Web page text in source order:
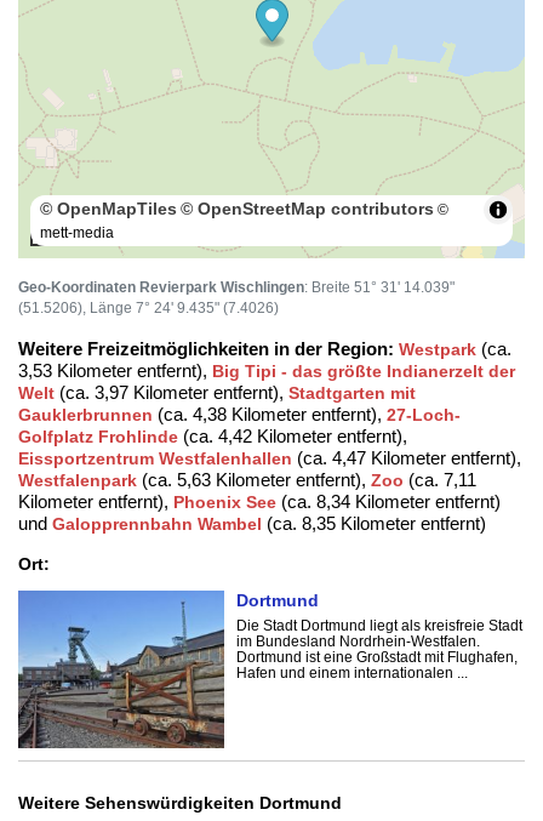
100 m
© OpenMapTiles © OpenStreetMap contributors ©
mett-media
Geo-Koordinaten Revierpark Wischlingen: Breite 51° 31' 14.039"
(51.5206), Länge 7° 24' 9.435" (7.4026)
Weitere Freizeitmöglichkeiten in der Region: Westpark (ca.
3,53 Kilometer entfernt), Big Tipi - das größte Indianerzelt der
Welt (ca. 3,97 Kilometer entfernt), Stadtgarten mit
Gauklerbrunnen (ca. 4,38 Kilometer entfernt), 27-Loch-
Golfplatz Frohlinde (ca. 4,42 Kilometer entfernt),
Eissportzentrum Westfalenhallen (ca. 4,47 Kilometer entfernt),
Westfalenpark (ca. 5,63 Kilometer entfernt), Zoo (ca. 7,11
Kilometer entfernt), Phoenix See (ca. 8,34 Kilometer entfernt)
und Galopprennbahn Wambel (ca. 8,35 Kilometer entfernt)
Ort:
Dortmund
Die Stadt Dortmund liegt als kreisfreie Stadt
im Bundesland Nordrhein-Westfalen.
Dortmund ist eine Großstadt mit Flughafen,
Hafen und einem internationalen ...
Weitere Sehenswürdigkeiten Dortmund